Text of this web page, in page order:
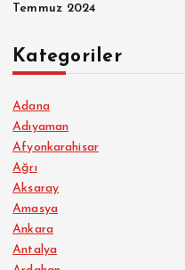
Temmuz 2024
Kategoriler
Adana
Adıyaman
Afyonkarahisar
Ağrı
Aksaray
Amasya
Ankara
Antalya